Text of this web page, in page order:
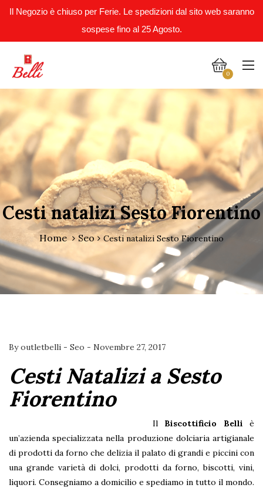
Il Negozio è chiuso per Ferie. Le spedizioni dal sito web saranno
sospese fino al 25 Agosto.
0
Cesti natalizi Sesto Fiorentino
Home Seo Cesti natalizi Sesto Fiorentino
Byoutletbelli - Seo - Novembre 27, 2017
Cesti Natalizi a Sesto
Fiorentino
Il Biscottificio Belli è
un’azienda specializzata nella produzione dolciaria artigianale
di prodotti da forno che delizia il palato di grandi e piccini con
una grande varietà di dolci, prodotti da forno, biscotti, vini,
liquori. Consegniamo a domicilio e spediamo in tutto il mondo.